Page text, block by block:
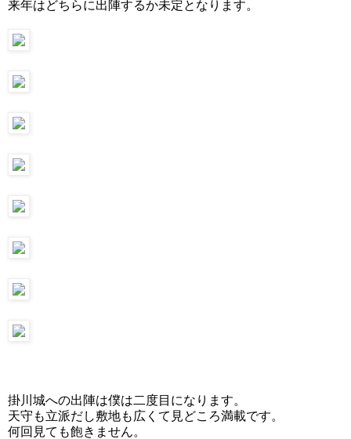
来年はどちらに出陣するか未定となります。
掛川城への出陣は僕は二度目になります。
天守も立派だし敷地も広くて見どころ満載です。
何回見ても飽きません。